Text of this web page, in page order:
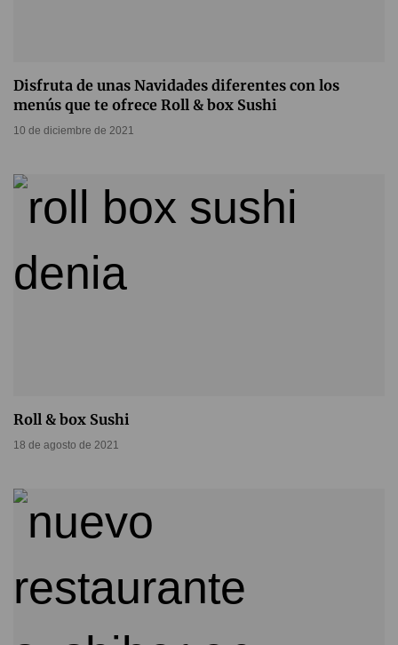
Disfruta de unas Navidades diferentes con los
menús que te ofrece Roll & box Sushi
10 de diciembre de 2021
Roll & box Sushi
18 de agosto de 2021